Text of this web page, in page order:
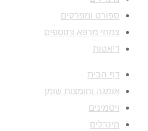
ספורט ומפרקים
צמחי מרפא ותוספים
דיאטות
דף הבית
אומגה וחומצות שומן
ויטמינים
מינרלים